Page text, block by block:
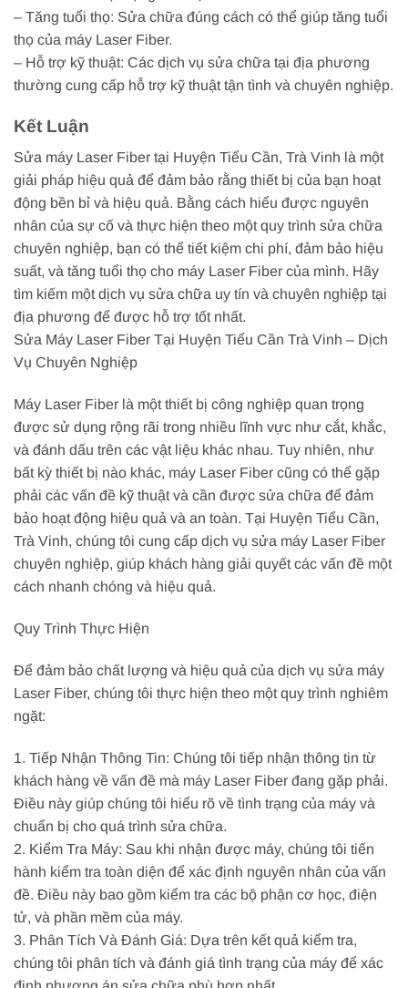
– Tăng tuổi thọ: Sửa chữa đúng cách có thể giúp tăng tuổi
thọ của máy Laser Fiber.
– Hỗ trợ kỹ thuật: Các dịch vụ sửa chữa tại địa phương
thường cung cấp hỗ trợ kỹ thuật tận tình và chuyên nghiệp.
Kết Luận
Sửa máy Laser Fiber tại Huyện Tiểu Cần, Trà Vinh là một
giải pháp hiệu quả để đảm bảo rằng thiết bị của bạn hoạt
động bền bỉ và hiệu quả. Bằng cách hiểu được nguyên
nhân của sự cố và thực hiện theo một quy trình sửa chữa
chuyên nghiệp, bạn có thể tiết kiệm chi phí, đảm bảo hiệu
suất, và tăng tuổi thọ cho máy Laser Fiber của mình. Hãy
tìm kiếm một dịch vụ sửa chữa uy tín và chuyên nghiệp tại
địa phương để được hỗ trợ tốt nhất.
Sửa Máy Laser Fiber Tại Huyện Tiểu Cần Trà Vinh – Dịch
Vụ Chuyên Nghiệp
Máy Laser Fiber là một thiết bị công nghiệp quan trọng
được sử dụng rộng rãi trong nhiều lĩnh vực như cắt, khắc,
và đánh dấu trên các vật liệu khác nhau. Tuy nhiên, như
bất kỳ thiết bị nào khác, máy Laser Fiber cũng có thể gặp
phải các vấn đề kỹ thuật và cần được sửa chữa để đảm
bảo hoạt động hiệu quả và an toàn. Tại Huyện Tiểu Cần,
Trà Vinh, chúng tôi cung cấp dịch vụ sửa máy Laser Fiber
chuyên nghiệp, giúp khách hàng giải quyết các vấn đề một
cách nhanh chóng và hiệu quả.
Quy Trình Thực Hiện
Để đảm bảo chất lượng và hiệu quả của dịch vụ sửa máy
Laser Fiber, chúng tôi thực hiện theo một quy trình nghiêm
ngặt:
1. Tiếp Nhận Thông Tin: Chúng tôi tiếp nhận thông tin từ
khách hàng về vấn đề mà máy Laser Fiber đang gặp phải.
Điều này giúp chúng tôi hiểu rõ về tình trạng của máy và
chuẩn bị cho quá trình sửa chữa.
2. Kiểm Tra Máy: Sau khi nhận được máy, chúng tôi tiến
hành kiểm tra toàn diện để xác định nguyên nhân của vấn
đề. Điều này bao gồm kiểm tra các bộ phận cơ học, điện
tử, và phần mềm của máy.
3. Phân Tích Và Đánh Giá: Dựa trên kết quả kiểm tra,
chúng tôi phân tích và đánh giá tình trạng của máy để xác